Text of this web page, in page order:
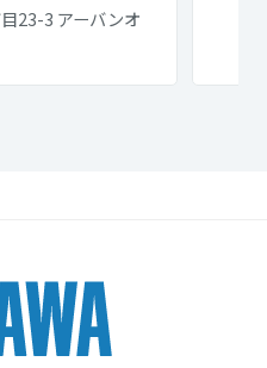
23-3 アーバンオ